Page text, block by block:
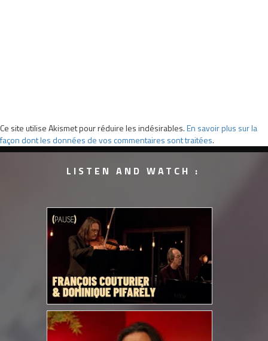
Ce site utilise Akismet pour réduire les indésirables.En savoir plus sur la
façon dont les données de vos commentaires sont traitées.
LISTEN AND WATCH :